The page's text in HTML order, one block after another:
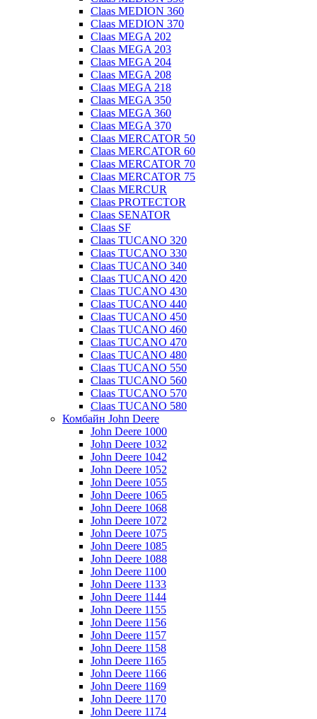
Claas MEDION 360
Claas MEDION 370
Claas MEGA 202
Claas MEGA 203
Claas MEGA 204
Claas MEGA 208
Claas MEGA 218
Claas MEGA 350
Claas MEGA 360
Claas MEGA 370
Claas MERCATOR 50
Claas MERCATOR 60
Claas MERCATOR 70
Claas MERCATOR 75
Claas MERCUR
Claas PROTECTOR
Claas SENATOR
Claas SF
Claas TUCANO 320
Claas TUCANO 330
Claas TUCANO 340
Claas TUCANO 420
Claas TUCANO 430
Claas TUCANO 440
Claas TUCANO 450
Claas TUCANO 460
Claas TUCANO 470
Claas TUCANO 480
Claas TUCANO 550
Claas TUCANO 560
Claas TUCANO 570
Claas TUCANO 580
Комбайн John Deere
John Deere 1000
John Deere 1032
John Deere 1042
John Deere 1052
John Deere 1055
John Deere 1065
John Deere 1068
John Deere 1072
John Deere 1075
John Deere 1085
John Deere 1088
John Deere 1100
John Deere 1133
John Deere 1144
John Deere 1155
John Deere 1156
John Deere 1157
John Deere 1158
John Deere 1165
John Deere 1166
John Deere 1169
John Deere 1170
John Deere 1174